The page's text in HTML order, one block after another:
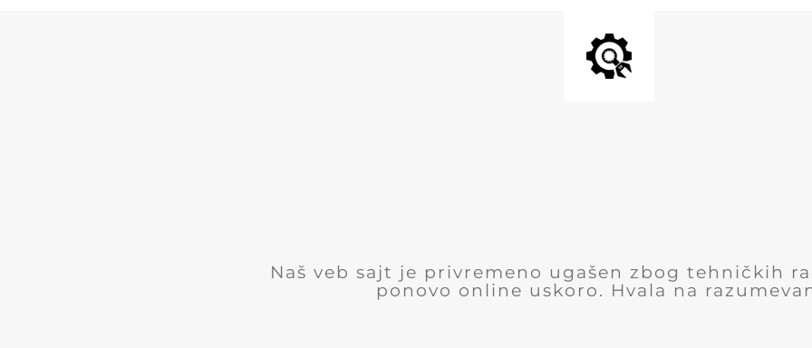
Naš veb sajt je privremeno ugašen zbog tehničkih
ponovo online uskoro. Hvala na